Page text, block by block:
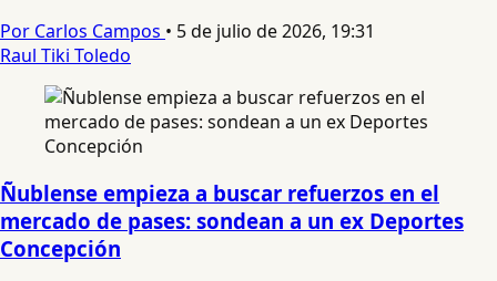
Por Carlos Campos • 5 de julio de 2026, 19:31
Raul Tiki Toledo
Ñublense empieza a buscar refuerzos en el
mercado de pases: sondean a un ex Deportes
Concepción